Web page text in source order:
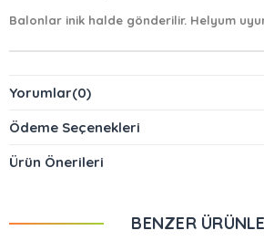
Balonlar inik halde gönderilir. Helyum
Yorumlar(0)
Ödeme Seçenekleri
Ürün Önerileri
BENZER